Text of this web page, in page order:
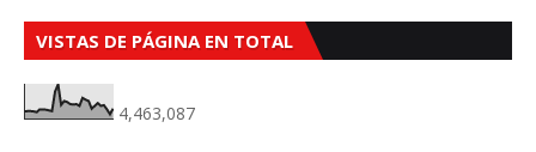
VISTAS DE PÁGINA EN TOTAL
4,463,087